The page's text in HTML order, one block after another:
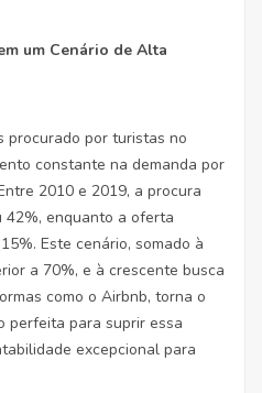
um Cenário de Alta
procurado por turistas no
constante na demanda por
2010 e 2019, a procura
enquanto a oferta
Este cenário, somado à
a 70%, e à crescente busca
como o Airbnb, torna o
perfeita para suprir essa
excepcional para